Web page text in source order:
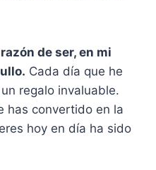
de ser, en mi
Cada día que he
regalo invaluable.
has convertido en la
hoy en día ha sido